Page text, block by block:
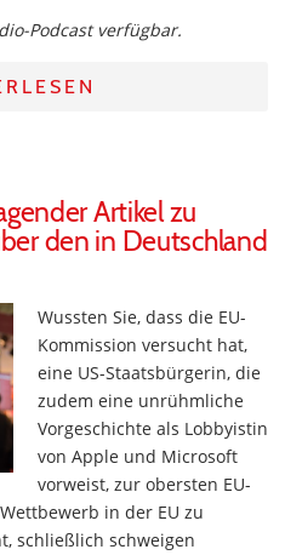
Podcast verfügbar.
Artikel zu
den in Deutschland
Wussten Sie, dass die EU-
Kommission versucht hat,
eine US-Staatsbürgerin, die
zudem eine unrühmliche
Vorgeschichte als Lobbyistin
von Apple und Microsoft
vorweist, zur obersten EU-
in der EU zu
schließlich schweigen